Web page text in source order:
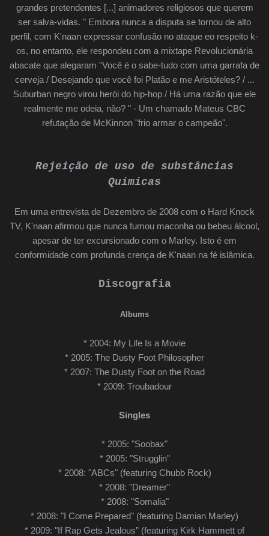
grandes pretendentes [...] animadores religiosos que querem
ser salva-vidas. " Embora nunca a disputa se tornou de alto
perfil, com K'naan expressar confusão no ataque eo respeito k-
os, no entanto, ele respondeu com a mixtape Revolucionária
abacate que alegaram "Você é o sabe-tudo com uma garrafa de
cerveja / Desejando que você foi Platão e me Aristóteles? / ...
Suburban negro virou herói do hip-hop / Há uma razão que ele
realmente me odeia, não? " - Um chamado Mateus CBC
refutação de McKinnon "frio armar o campeão".
Rejeição de uso de substâncias
Quimicas
Em uma entrevista de Dezembro de 2008 com o Hard Knock
TV, K'naan afirmou que nunca fumou maconha ou bebeu álcool,
apesar de ter excursionado com o Marley. Isto é em
conformidade com profunda crença de K'naan na fé islâmica.
Discografia
Albums
* 2004: My Life Is a Movie
* 2005: The Dusty Foot Philosopher
* 2007: The Dusty Foot on the Road
* 2009: Troubadour
Singles
* 2005: "Soobax"
* 2005: "Strugglin"
* 2008: "ABCs" (featuring Chubb Rock)
* 2008: "Dreamer"
* 2008: "Somalia"
* 2008: "I Come Prepared" (featuring Damian Marley)
* 2009: "If Rap Gets Jealous” (featuring Kirk Hammett of